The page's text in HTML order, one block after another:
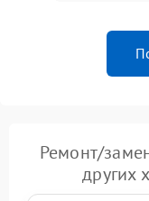
Ремонт/
других